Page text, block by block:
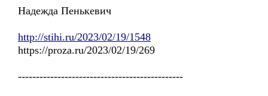
Надежда Пенькевич
http://stihi.ru/2023/02/19/1548
https://proza.ru/2023/02/19/269
----------------------------------------------